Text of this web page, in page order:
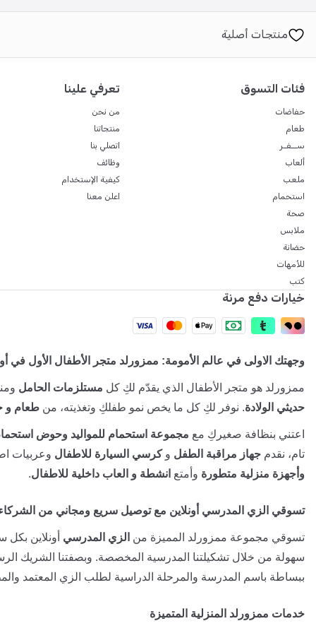
منتجات أصلية
فئات التسوق
حفاضات
طعام
ســفـر
ألعاب
ملعب
استحمام
صحة
ملابس
حضانة
للأمهات
كتب
تعرفي علينا
من نحن
منتجاتنا
اتصلي بنا
وظائف
كيفية الإستخدام
اعلن معنا
خيارات دفع مرنة
وجهتك الاولى في عالم الأمومة: ممزورلد متجر الأطفال الأول في
ممزورلد هو متجر الأطفال الذي يقدّم لكِ كل مستلزمات الحامل
حديثي الولادة. نوفر لكِ كل ما يخص نمو طفلكِ وتغذيته، من طعام و
اعتني بنظافة صغيركِ مع مجموعة استحمام للمواليد وحوض
تام، نقدم جهاز مراقبة الطفل وكرسي السيارة للاطفال وعربيات
وأجهزة منزلية متطورة وأمتع انشطة و العاب داخلية للاطفال.
تسوقي الزي المدرسي أونلاين مع توصيل سريع ومجاني من
تسوقي مجموعة ممزورلد المميزة من الزي المدرسي أونلاين
سهولة من خلال تشكيلتنا المدرسية المخصصة. وبصفتنا الشريك
ببساطة باسم المدرسة والمرحلة الدراسية لطلب الزي المعتمد
خدمات ممزورلد المنزلية المتميزة